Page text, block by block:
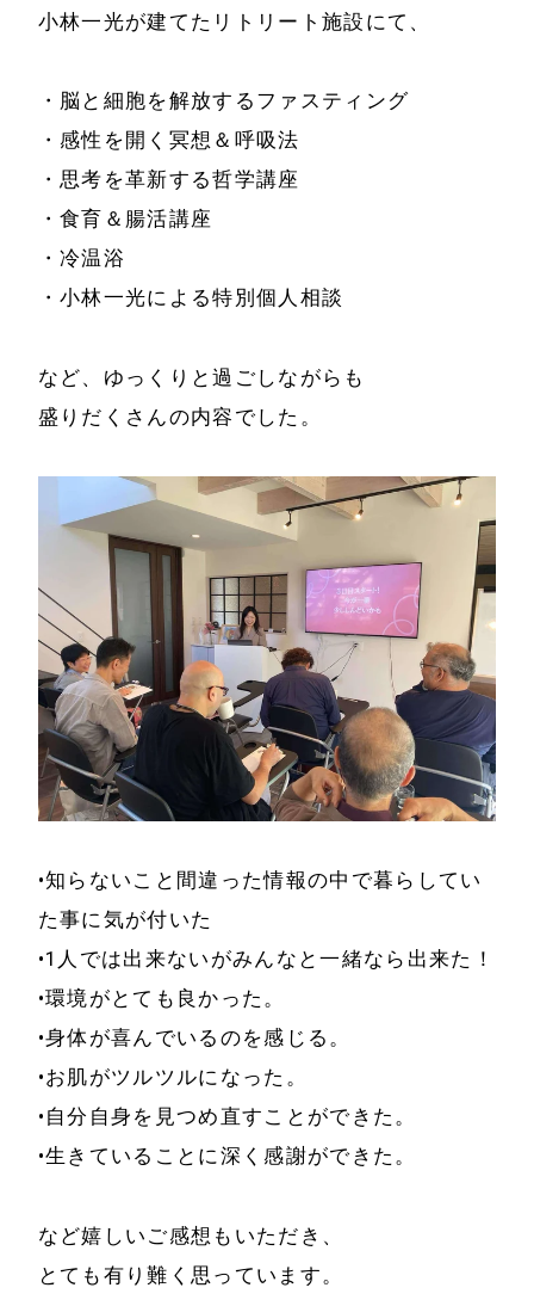
ホーム
代表プロフィール
サービス
事例と実績
事例と実績
導入企業一覧
メディア掲載
書籍・DVD
会社情報
経営理念
会社概要
特定商取引法に基
お問い合わせ
小林一光が建てたリトリート施設にて、
・脳と細胞を解放するファスティング
・感性を開く冥想＆呼吸法
・思考を革新する哲学講座
・食育＆腸活講座
・冷温浴
・小林一光による特別個人相談
など、ゆっくりと過ごしながらも
盛りだくさんの内容でした。
•知らないこと間違った情報の中で暮らしてい
た事に気が付いた
•1人では出来ないがみんなと一緒なら出来た！
•環境がとても良かった。
•身体が喜んでいるのを感じる。
•お肌がツルツルになった。
•自分自身を見つめ直すことができた。
•生きていることに深く感謝ができた。
など嬉しいご感想もいただき、
とても有り難く思っています。